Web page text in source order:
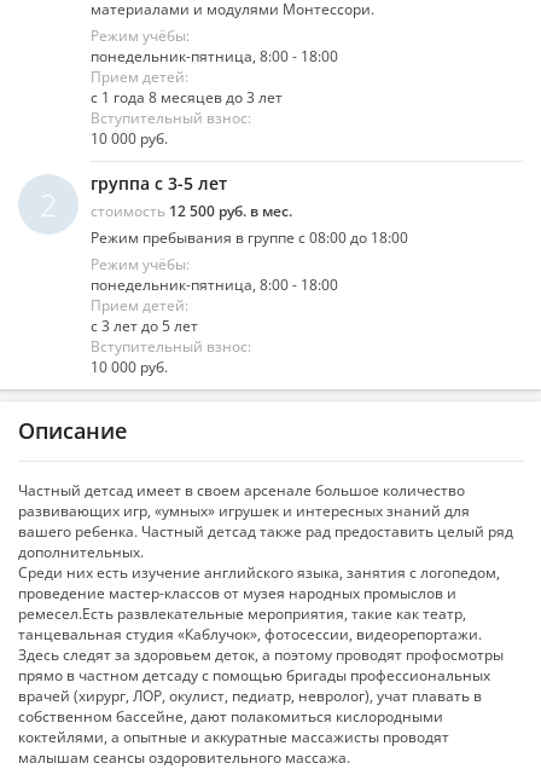
материалами и модулями Монтессори.
Режим учёбы:
понедельник-пятница, 8:00 - 18:00
Прием детей:
с 1 года 8 месяцев до 3 лет
Вступительный взнос:
10 000 руб.
2
группа с 3-5 лет
стоимость 12 500 руб. в мес.
Режим пребывания в группе с 08:00 до 18:00
Режим учёбы:
понедельник-пятница, 8:00 - 18:00
Прием детей:
с 3 лет до 5 лет
Вступительный взнос:
10 000 руб.
Описание
Частный детсад имеет в своем арсенале большое количество
развивающих игр, «умных» игрушек и интересных знаний для
вашего ребенка. Частный детсад также рад предоставить целый ряд
дополнительных.
Среди них есть изучение английского языка, занятия с логопедом,
проведение мастер-классов от музея народных промыслов и
ремесел.Есть развлекательные мероприятия, такие как театр,
танцевальная студия «Каблучок», фотосессии, видеорепортажи.
Здесь следят за здоровьем деток, а поэтому проводят профосмотры
прямо в частном детсаду с помощью бригады профессиональных
врачей (хирург, ЛОР, окулист, педиатр, невролог), учат плавать в
собственном бассейне, дают полакомиться кислородными
коктейлями, а опытные и аккуратные массажисты проводят
малышам сеансы оздоровительного массажа.